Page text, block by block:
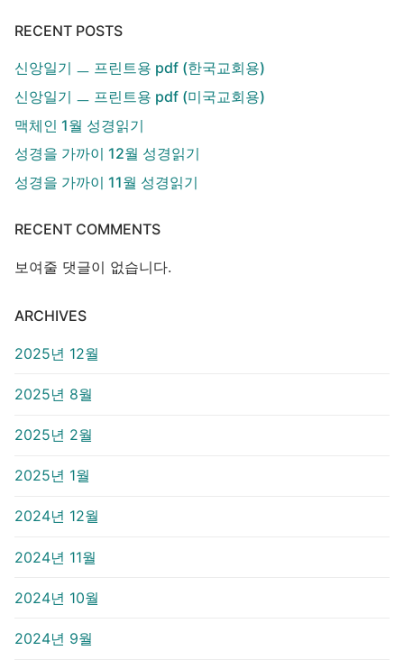
RECENT POSTS
신앙일기 ㅡ 프린트용 pdf (한국교회용)
신앙일기 ㅡ 프린트용 pdf (미국교회용)
맥체인 1월 성경읽기
성경을 가까이 12월 성경읽기
성경을 가까이 11월 성경읽기
RECENT COMMENTS
보여줄 댓글이 없습니다.
ARCHIVES
2025년 12월
2025년 8월
2025년 2월
2025년 1월
2024년 12월
2024년 11월
2024년 10월
2024년 9월